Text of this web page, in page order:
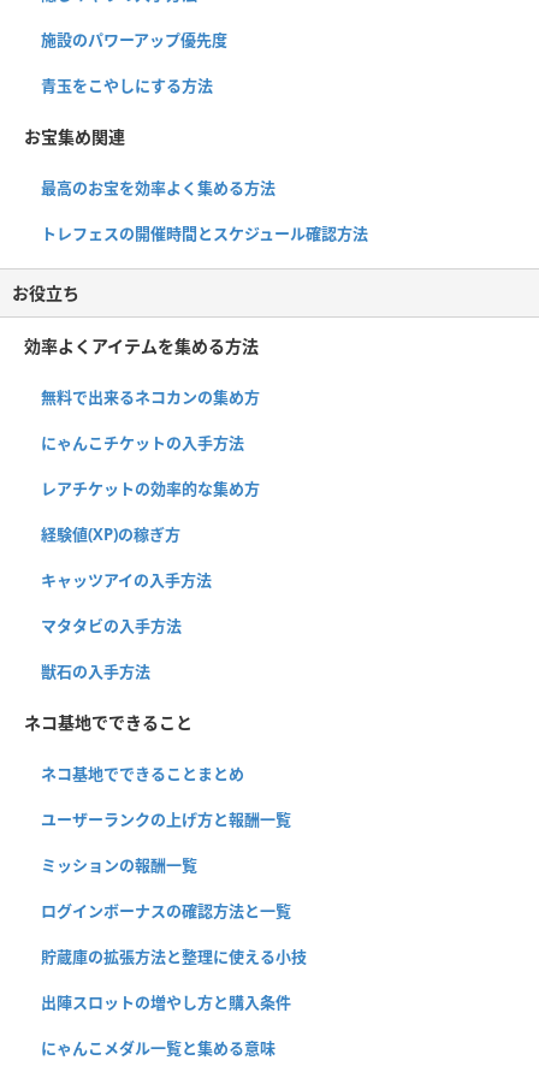
施設のパワーアップ優先度
青玉をこやしにする方法
お宝集め関連
最高のお宝を効率よく集める方法
トレフェスの開催時間とスケジュール確認方法
お役立ち
効率よくアイテムを集める方法
無料で出来るネコカンの集め方
にゃんこチケットの入手方法
レアチケットの効率的な集め方
経験値(XP)の稼ぎ方
キャッツアイの入手方法
マタタビの入手方法
獣石の入手方法
ネコ基地でできること
ネコ基地でできることまとめ
ユーザーランクの上げ方と報酬一覧
ミッションの報酬一覧
ログインボーナスの確認方法と一覧
貯蔵庫の拡張方法と整理に使える小技
出陣スロットの増やし方と購入条件
にゃんこメダル一覧と集める意味